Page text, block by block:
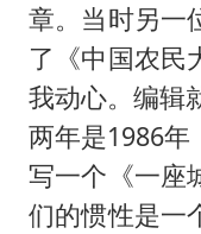
章。当时另一
了《中国农民
我动心。编辑
两年是1986年
写一个《一座
们的惯性是一